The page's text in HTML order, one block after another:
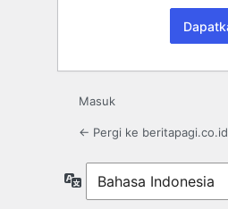
Masuk
← Pergi ke beritapagi.co.id
Bahasa